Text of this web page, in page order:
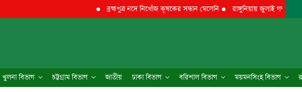
ব্রহ্মপুত্র নদে নিখোঁজ কৃষকের সন্ধান মেলেনি●রাঙ্গুনিয়ায় জুলাই গণঅভ্যুত্থান দিবস
খুলনা বিভাগ চট্টগ্রাম বিভাগ জাতীয় ঢাকা বিভাগ বরিশাল বিভাগ ময়মনসিংহ বিভাগ